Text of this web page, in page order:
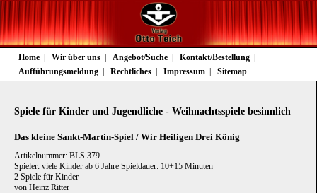
Navigation
überspringen
Home Wir über uns Angebot/Suche
Kontakt/Bestellung
Aufführungsmeldung
Rechtliches Impressum Sitemap
Spiele für Kinder und Jugendliche - Weihnachtsspiele besinnlich
Das kleine Sankt-Martin-Spiel / Wir Heiligen Drei König
Artikelnummer: BLS 379
Spieler: viele Kinder ab 6 Jahre Spieldauer: 10+15 Minuten
2 Spiele für Kinder
von Heinz Ritter